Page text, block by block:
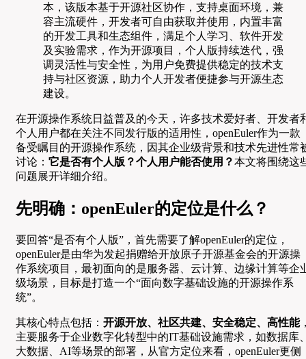
本，该版本基于开源社区协作，支持桌面环境，兼
容主流硬件，开发者可自由获取并使用，内置丰富
的开发工具和生态组件，满足个人学习、软件开发
及实验需求，作为开源项目，个人版持续迭代，强
调灵活性与安全性，为用户免费提供稳定的技术支
持与社区资源，助力个人开发者便捷参与开源生态
建设。
在开源操作系统日益普及的今天，许多技术爱好者、开发者
个人用户都在关注不同发行版的适用性，openEuler作为一款
备受瞩目的开源操作系统，因其企业级背景和技术先进性常
讨论： 它是否有个人版？个人用户能否使用？本文将围绕这
问题展开详细介绍。
先明确：openEuler的定位是什么？
要回答“是否有个人版”，首先需要了解openEuler的定位，
openEuler是由华为发起捐赠给开放原子开源基金会的开源操
作系统项目，最初面向的是服务器、云计算、边缘计算等企
级场景，目标是打造一个“面向数字基础设施的开源操作系
统”。
其核心特点包括： 开源开放、社区共建、安全稳定、高性能
主要服务于企业数字化转型中的IT基础设施需求，如数据库
大数据、AI等场景的部署，从官方定位来看，openEuler更侧